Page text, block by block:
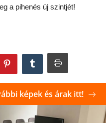
a pihenés új szintjét!
képek és árak itt!